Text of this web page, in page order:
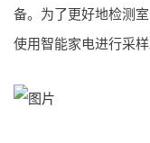
备。为了更好地检测
使用智能家电进行采样